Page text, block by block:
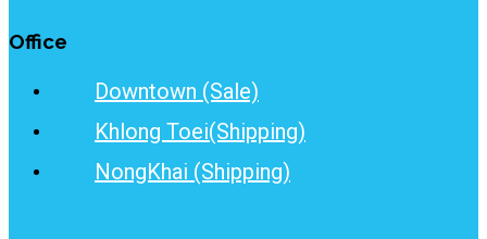
Office
Downtown (Sale)
Khlong Toei(Shipping)
NongKhai (Shipping)